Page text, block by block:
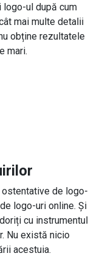
ul după cum
mai multe detalii
obține rezultatele
mari.
de logo-
logo-uri online. Și
cu instrumentul
Nu există nicio
acestuia.